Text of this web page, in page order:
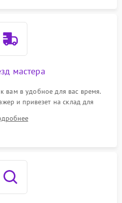
мастера
вам в удобное для вас время.
и привезет на склад для